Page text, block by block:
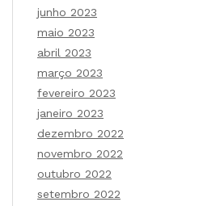
junho 2023
maio 2023
abril 2023
março 2023
fevereiro 2023
janeiro 2023
dezembro 2022
novembro 2022
outubro 2022
setembro 2022